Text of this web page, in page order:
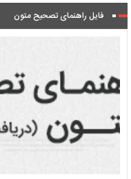
فایل راهنمای تصحیح متون